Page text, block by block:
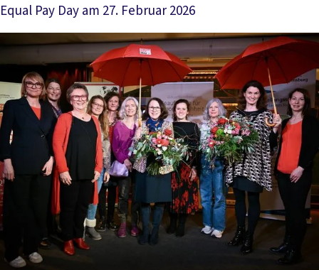
Equal Pay Day am 27. Februar 2026